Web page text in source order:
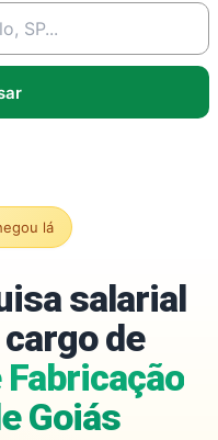
lá
salarial
de
Goiás